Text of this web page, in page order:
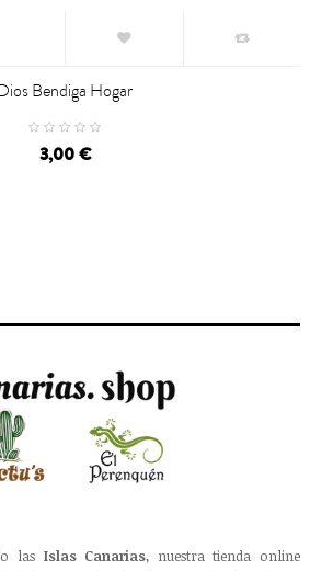
Bendiga Hogar
3,00 €
las Islas Canarias, nuestra tienda online